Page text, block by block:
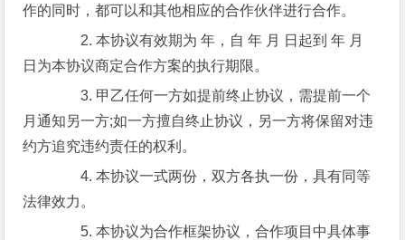
作的同时，都可以和其他相应的合作伙伴进行合作。
2. 本协议有效期为 年，自 年 月 日起到 年 月
日为本协议商定合作方案的执行期限。
3. 甲乙任何一方如提前终止协议，需提前一个
月通知另一方;如一方擅自终止协议，另一方将保留对违
约方追究违约责任的权利。
4. 本协议一式两份，双方各执一份，具有同等
法律效力。
5. 本协议为合作框架协议，合作项目中具体事